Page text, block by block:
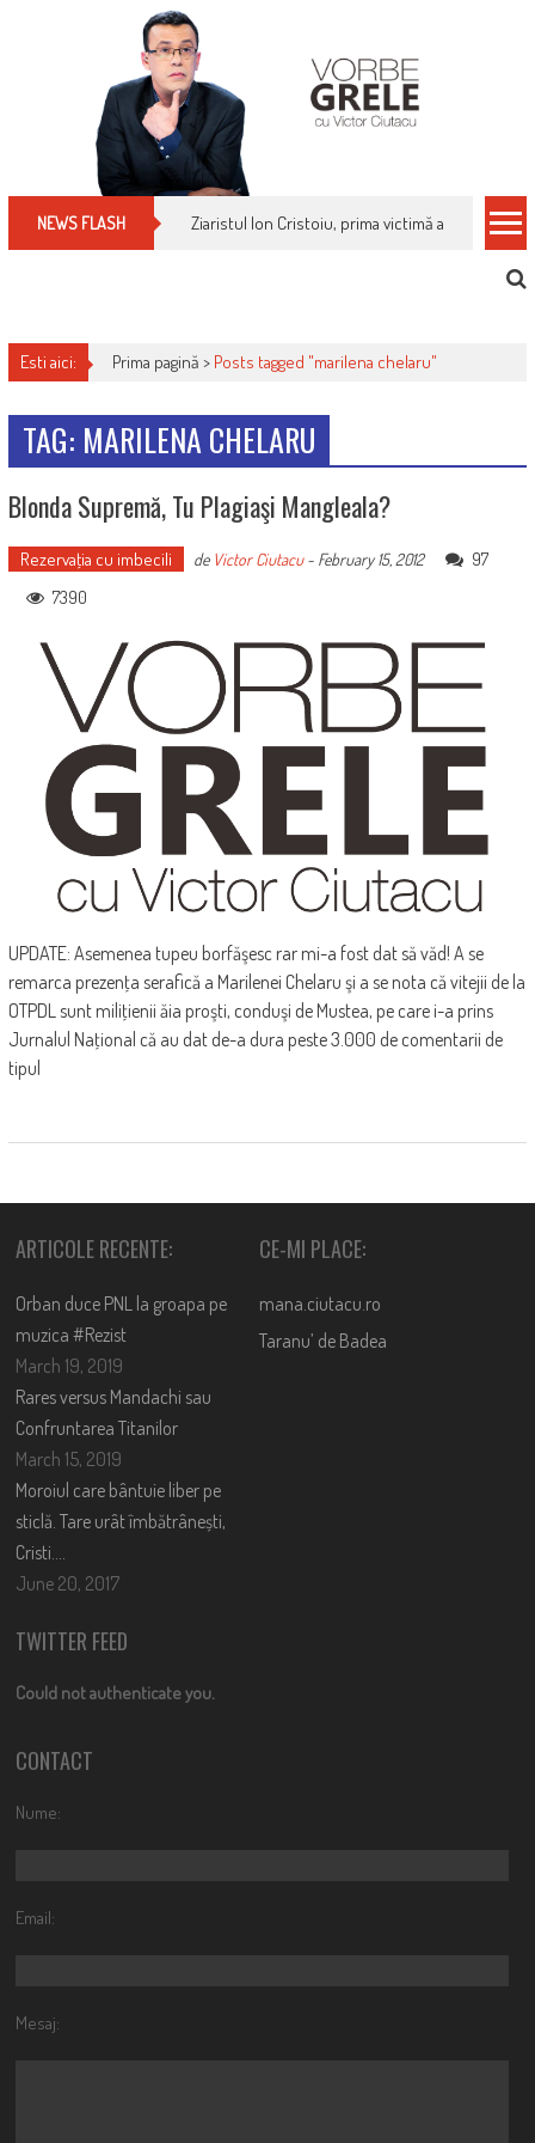
NEWS FLASH Ziaristul Ion Cristoiu, prima victimă a noi
Esti aici: Prima pagină > Posts tagged "marilena chelaru"
TAG: MARILENA CHELARU
Blonda Supremă, Tu Plagiaşi Mangleala?
Rezervaţia cu imbecili de Victor Ciutacu- February 15, 2012
97
7390
UPDATE: Asemenea tupeu borfăşesc rar mi-a fost dat să văd! A se
remarca prezenţa serafică a Marilenei Chelaru şi a se nota că vitejii de la
OTPDL sunt miliţienii ăia proşti, conduşi de Mustea, pe care i-a prins
Jurnalul Naţional că au dat de-a dura peste 3.000 de comentarii de
tipul
ARTICOLE RECENTE:
Orban duce PNL la groapa pe
muzica #Rezist
March 19, 2019
Rares versus Mandachi sau
Confruntarea Titanilor
March 15, 2019
Moroiul care bântuie liber pe
sticlă. Tare urât îmbătrânești,
Cristi….
June 20, 2017
CE-MI PLACE:
mana.ciutacu.ro
Taranu’ de Badea
TWITTER FEED
Could not authenticate you.
CONTACT
Nume:
Email:
Mesaj: